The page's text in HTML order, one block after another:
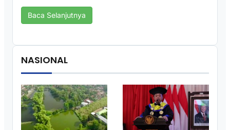
Baca Selanjutnya
NASIONAL